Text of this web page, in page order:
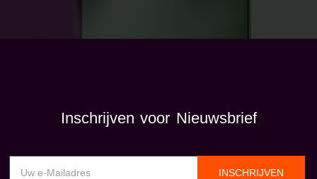
Inschrijven voor Nieuwsbrief
INSCHRIJVEN